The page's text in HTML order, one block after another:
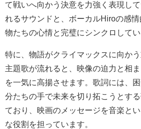
て戦いへ向かう決意を力強く表現し
れるサウンドと、ボーカルHiroの感
物たちの心情と完璧にシンクロしてい
特に、物語がクライマックスに向か
主題歌が流れると、映像の迫力と相
を一気に高揚させます。歌詞には、
分たちの手で未来を切り拓こうとす
ており、映画のメッセージを音楽と
な役割を担っています。